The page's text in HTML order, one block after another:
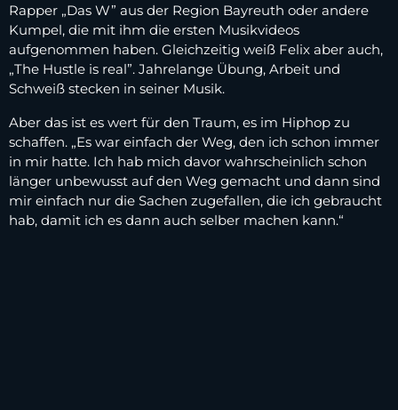
Rapper „Das W” aus der Region Bayreuth oder andere
Kumpel, die mit ihm die ersten Musikvideos
aufgenommen haben. Gleichzeitig weiß Felix aber auch,
„The Hustle is real”. Jahrelange Übung, Arbeit und
Schweiß stecken in seiner Musik.
Aber das ist es wert für den Traum, es im Hiphop zu
schaffen. „Es war einfach der Weg, den ich schon immer
in mir hatte. Ich hab mich davor wahrscheinlich schon
länger unbewusst auf den Weg gemacht und dann sind
mir einfach nur die Sachen zugefallen, die ich gebraucht
hab, damit ich es dann auch selber machen kann.“